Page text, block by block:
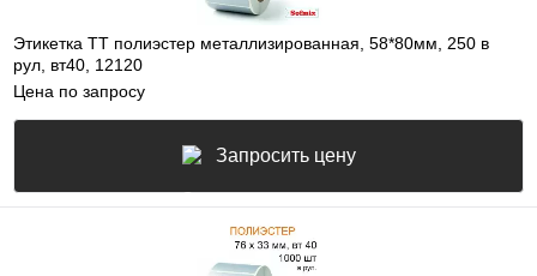
Этикетка ТТ полиэстер металлизированная, 58*80мм, 250 в
рул, вт40, 12120
Цена по запросу
Запросить цену